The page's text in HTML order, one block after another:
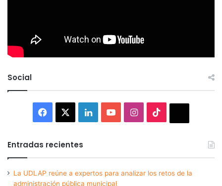
Social
Facebook LinkedInYouTubeInstagram
Entradas recientes
La UDLAP reúne a expertos para analizar los retos de la
administración pública municipal